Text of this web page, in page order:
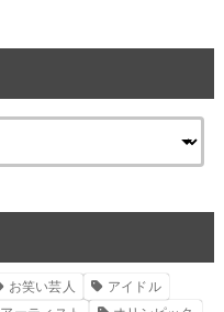
お笑い芸人
アイドル